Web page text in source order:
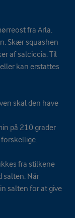
fra Arla.
Skær squashen
af salciccia. Til
kan erstattes
skal den have
på 210 grader
fra stilkene
salten. Når
salten for at give